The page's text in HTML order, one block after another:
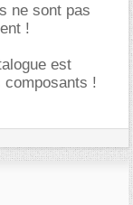
ne sont pas
!
est
composants !